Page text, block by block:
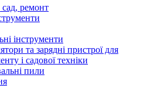
ремонт
інструменти
та зарядні пристрої для
і садової техніки
пили